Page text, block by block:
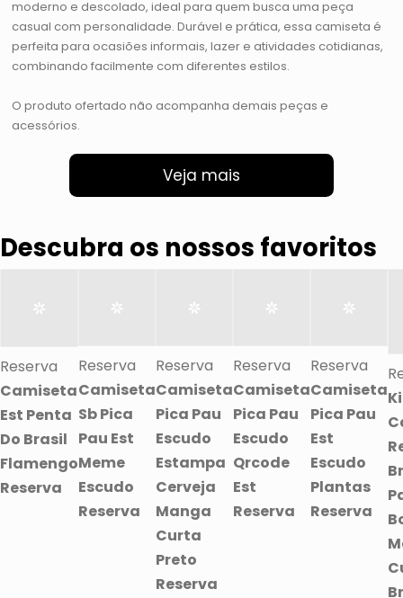
moderno e descolado, ideal para quem busca uma peça
casual com personalidade. Durável e prática, essa camiseta é
perfeita para ocasiões informais, lazer e atividades cotidianas,
combinando facilmente com diferentes estilos.
O produto ofertado não acompanha demais peças e
acessórios.
Veja mais
Descubra os nossos favoritos
Reserva
Camiseta
Est Penta
Do Brasil
Flamengo
Reserva
Reserva
Camiseta
Sb Pica
Pau Est
Meme
Escudo
Reserva
Reserva
Camiseta
Pica Pau
Escudo
Estampa
Cerveja
Manga
Curta
Preto
Reserva
Reserva
Camiseta
Pica Pau
Escudo
Qrcode
Est
Reserva
Reserva
Camiseta
Pica Pau
Est
Escudo
Plantas
Reserva